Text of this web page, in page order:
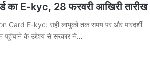
का E-kyc, 28 फरवरी आखिरी तारीख
Card E-kyc: सही लाभुकों तक समय पर और पारदर्शी
पहुंचाने के उद्देश्य से सरकार ने…